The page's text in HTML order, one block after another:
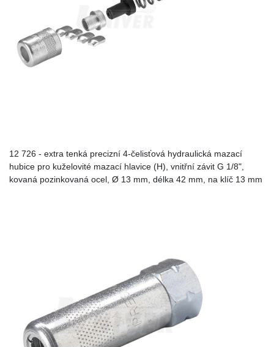
12 726 - extra tenká precizní 4-čelisťová hydraulická mazací
hubice pro kuželovité mazací hlavice (H), vnitřní závit G 1/8",
kovaná pozinkovaná ocel, Ø 13 mm, délka 42 mm, na klíč 13 mm